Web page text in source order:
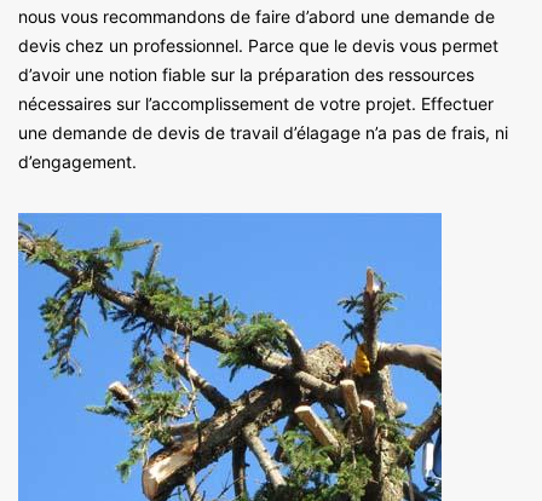
nous vous recommandons de faire d’abord une demande de
devis chez un professionnel. Parce que le devis vous permet
d’avoir une notion fiable sur la préparation des ressources
nécessaires sur l’accomplissement de votre projet. Effectuer
une demande de devis de travail d’élagage n’a pas de frais, ni
d’engagement.